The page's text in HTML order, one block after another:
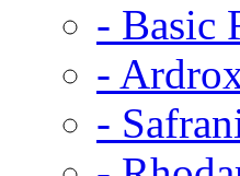
- Basic
-
-